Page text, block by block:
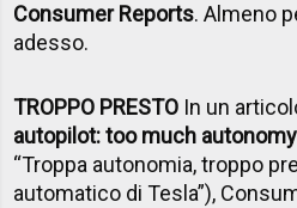
Consumer Reports. Almeno
adesso.
TROPPO PRESTO In un
autopilot: too much
“Troppa autonomia, troppo
automatico di Tesla”),